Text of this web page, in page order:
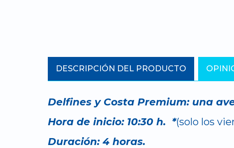
DESCRIPCIÓN DEL PRODUCTO
Delfines y Costa Premium: una
Hora de inicio: 10:30 h. *(solo los
Duración: 4 horas.